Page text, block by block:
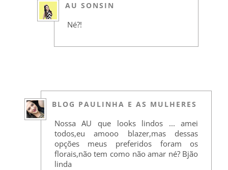
AU SONSIN
Né?!
BLOG PAULINHA E AS MULHERES
Nossa AU que looks lindos ... amei
todos,eu amooo blazer,mas dessas
opções meus preferidos foram os
florais,não tem como não amar né? Bjão
linda